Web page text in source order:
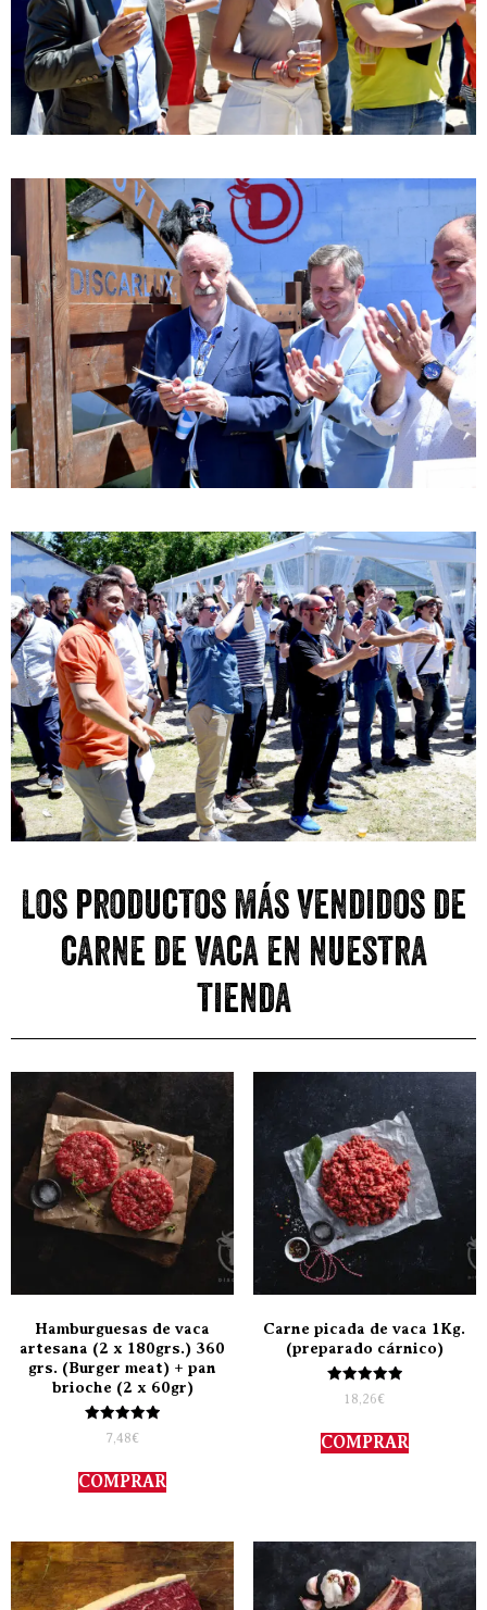
Los productos más vendidos de
carne de vaca en nuestra
tienda
Hamburguesas de vaca
artesana (2 x 180grs.) 360
grs. (Burger meat) + pan
brioche (2 x 60gr)
Valorado
con
de 5
7,48€
COMPRAR
Carne picada de vaca 1Kg.
(preparado cárnico)
Valorado
con
de 5
18,26€
COMPRAR